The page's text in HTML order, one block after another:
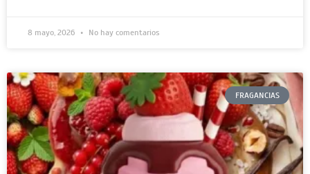
8 mayo, 2026 No hay comentarios
FRAGANCIAS